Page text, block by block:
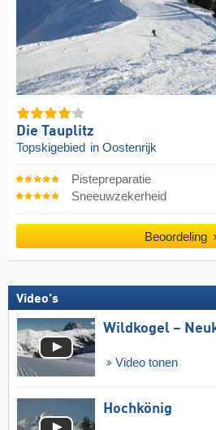
Die Tauplitz
Topskigebied in Oostenrijk
Pistepreparatie
Sneeuwzekerheid
Beoordeling
Video's
Wildkogel –
Video tonen
Hochkönig